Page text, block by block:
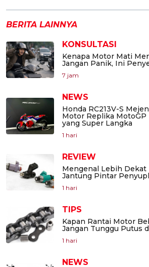
BERITA LAINNYA
KONSULTASI
Kenapa Motor Mati
Jangan Panik, Ini
7 jam
NEWS
Honda RC213V-S
Motor Replika MotoGP
yang Super Langka
1 hari
REVIEW
Mengenal Lebih
Jantung Pintar
1 hari
TIPS
Kapan Rantai Motor
Jangan Tunggu Putus
1 hari
NEWS